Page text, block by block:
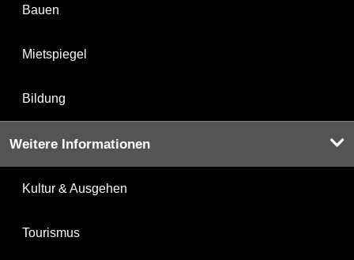
Bauen
Mietspiegel
Bildung
Weitere Informationen
Kultur & Ausgehen
Tourismus